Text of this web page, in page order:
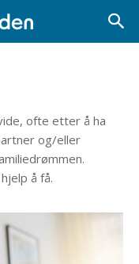
ofte etter å ha
og/eller
å få.